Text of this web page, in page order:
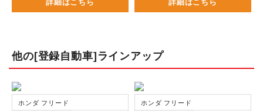
詳細はこちら 詳細はこちら
他の[登録自動車]ラインアップ
ホンダ フリード ホンダ フリード